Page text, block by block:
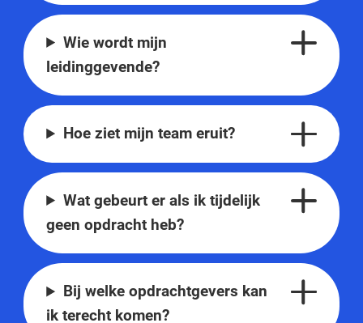
Wie wordt mijn
leidinggevende?
Hoe ziet mijn team eruit?
Wat gebeurt er als ik tijdelijk
geen opdracht heb?
Bij welke opdrachtgevers kan
ik terecht komen?